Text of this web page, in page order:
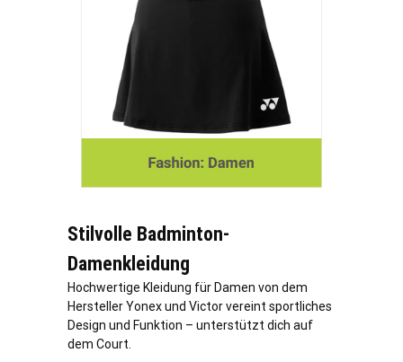
Stilvolle Badminton-
Damenkleidung
Hochwertige Kleidung für Damen von dem
Hersteller Yonex und Victor vereint sportliches
Design und Funktion – unterstützt dich auf
dem Court.